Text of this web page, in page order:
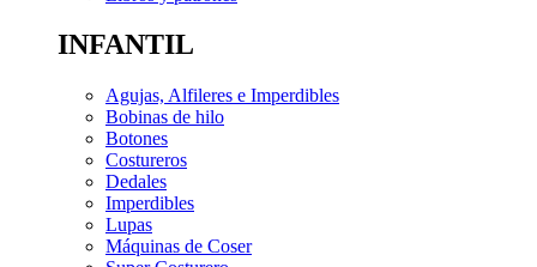
INFANTIL
Agujas, Alfileres e Imperdibles
Bobinas de hilo
Botones
Costureros
Dedales
Imperdibles
Lupas
Máquinas de Coser